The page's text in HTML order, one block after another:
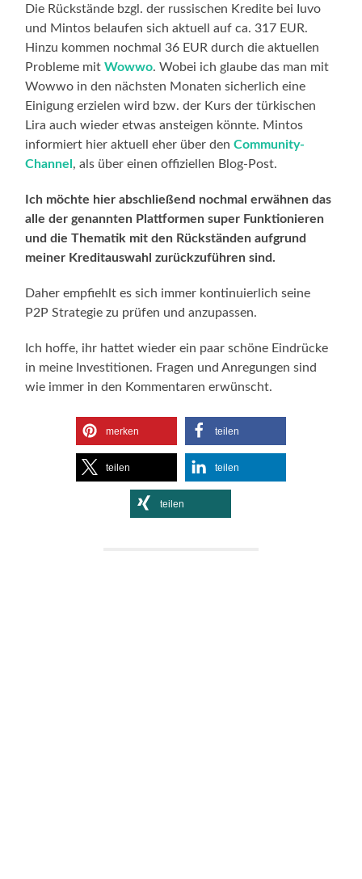
Die Rückstände bzgl. der russischen Kredite bei Iuvo
und Mintos belaufen sich aktuell auf ca. 317 EUR.
Hinzu kommen nochmal 36 EUR durch die aktuellen
Probleme mitWowwo. Wobei ich glaube das man mit
Wowwo in den nächsten Monaten sicherlich eine
Einigung erzielen wird bzw. der Kurs der türkischen
Lira auch wieder etwas ansteigen könnte. Mintos
informiert hier aktuell eher über denCommunity-
Channel , als über einen offiziellen Blog-Post.
Ich möchte hier abschließend nochmal erwähnen das
alle der genannten Plattformen super Funktionieren
und die Thematik mit den Rückständen aufgrund
meiner Kreditauswahl zurückzuführen sind.
Daher empfiehlt es sich immer kontinuierlich seine
P2P Strategie zu prüfen und anzupassen.
Ich hoffe, ihr hattet wieder ein paar schöne Eindrücke
in meine Investitionen. Fragen und Anregungen sind
wie immer in den Kommentaren erwünscht.
merken teilen
teilen teilen
teilen